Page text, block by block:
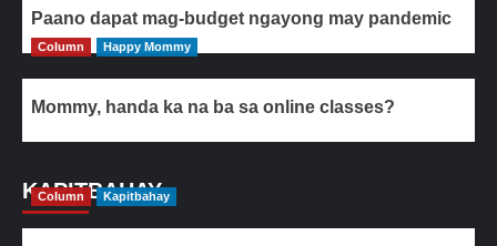
Paano dapat mag-budget ngayong may pandemic
Column Happy Mommy
Mommy, handa ka na ba sa online classes?
KAPITBAHAY
Column Kapitbahay